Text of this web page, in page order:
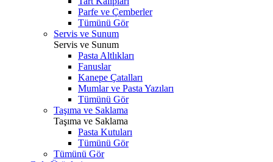
Parfe ve Çemberler
Tümünü Gör
Servis ve Sunum
Servis ve Sunum
Pasta Altlıkları
Fanuslar
Kanepe Çatalları
Mumlar ve Pasta Yazıları
Tümünü Gör
Taşıma ve Saklama
Taşıma ve Saklama
Pasta Kutuları
Tümünü Gör
Tümünü Gör